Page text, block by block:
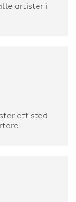
artister i
ett sted